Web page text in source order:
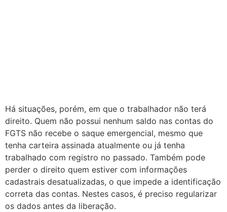
Há situações, porém, em que o trabalhador não terá
direito. Quem não possui nenhum saldo nas contas do
FGTS não recebe o saque emergencial, mesmo que
tenha carteira assinada atualmente ou já tenha
trabalhado com registro no passado. Também pode
perder o direito quem estiver com informações
cadastrais desatualizadas, o que impede a identificação
correta das contas. Nestes casos, é preciso regularizar
os dados antes da liberação.